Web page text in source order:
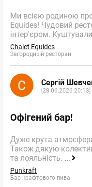
Ми всією родиною
Equides! Чудовий
інтер'єром. Куштували
Chalet Equides
Загородный ресторан
Сергій
[28.06.2026 20:13]
Офігений бар!
Дуже крута
Також дякую
та лояльність. ...
Punkraft
Бар крафтового пива